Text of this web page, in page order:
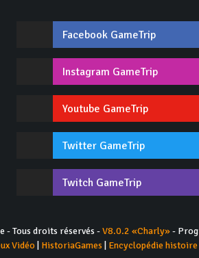
Facebook GameTrip
Instagram GameTrip
Youtube GameTrip
Twitter GameTrip
Twitch GameTrip
- Tous droits réservés -V8.0.2 «Charly»-
Vidéo| HistoriaGames Encyclopédie